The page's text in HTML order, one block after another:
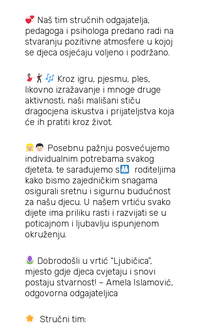
Naš tim stručnih odgajatelja,
pedagoga i psihologa predano radi na
stvaranju pozitivne atmosfere u kojoj
se djeca osjećaju voljeno i podržano.
Kroz igru, pjesmu, ples,
likovno izražavanje i mnoge druge
aktivnosti, naši mališani stiču
dragocjena iskustva i prijateljstva koja
će ih pratiti kroz život.
Posebnu pažnju posvećujemo
individualnim potrebama svakog
djeteta, te sarađujemo s
roditeljima
kako bismo zajedničkim snagama
osigurali sretnu i sigurnu budućnost
za našu djecu. U našem vrtiću svako
dijete ima priliku rasti i razvijati se u
poticajnom i ljubavlju ispunjenom
okruženju.
Dobrodošli u vrtić “Ljubičica”,
mjesto gdje djeca cvjetaju i snovi
postaju stvarnost! – Amela Islamović,
odgovorna odgajateljica
Stručni tim: